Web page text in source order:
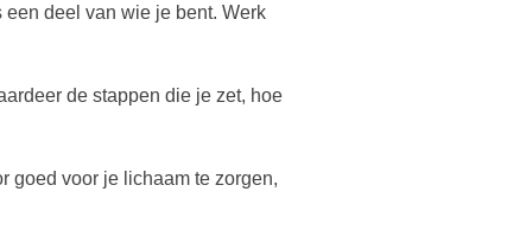
deel van wie je bent. Werk
de stappen die je zet, hoe
goed voor je lichaam te zorgen,